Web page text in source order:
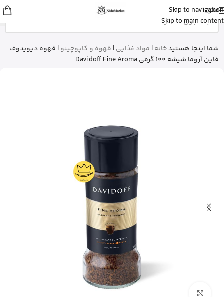
Skip to navigation
Skip to main content
منو
شما اینجا هستیدخانه| مواد غذایی| قهوه و کاپوچینو| قهوه دیویدوف
فاین آروما شیشه 100 گرمی Davidoff Fine Aroma
علیاز ساری
بالم سیکاپلاست لاروش پوزای رو خرید
15 دقیقه پیش